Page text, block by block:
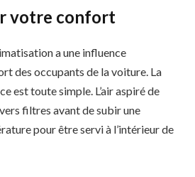
votre confort
a une influence
des occupants de la voiture. La
est toute simple. L’air aspiré de
filtres avant de subir une
pour être servi à l’intérieur de